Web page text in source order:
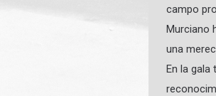
campo
Murciano
una
En la gala